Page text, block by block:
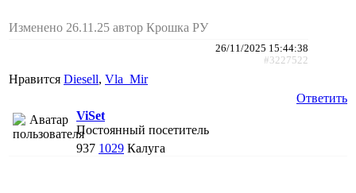
Изменено 26.11.25 автор Крошка РУ
26/11/2025 15:44:38
#3227522
Нравится Diesell, Vla_Mir
Ответить
ViSet
Постоянный посетитель
937 1029 Калуга